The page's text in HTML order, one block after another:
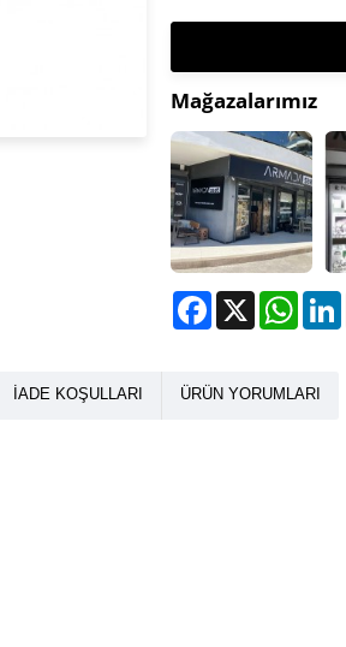
Mağazalarımız
Facebook
X
İADE KOŞULLARI ÜRÜN YORUMLARI